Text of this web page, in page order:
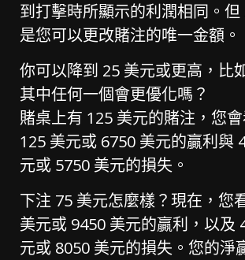
到打擊時所顯示的利潤相同。但
是您可以更改賭注的唯一金額。
你可以降到 25 美元或更高，比
其中任何一個會更優化嗎？
賭桌上有 125 美元的賭注，您
125 美元或 6750 美元的贏利與
元或 5750 美元的損失。
下注 75 美元怎麼樣？現在，您
美元或 9450 美元的贏利，以及
元或 8050 美元的損失。您的淨